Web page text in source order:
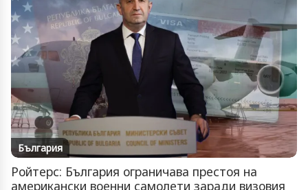
България
Ройтерс: България ограничава престоя на
американски военни самолети заради визовия